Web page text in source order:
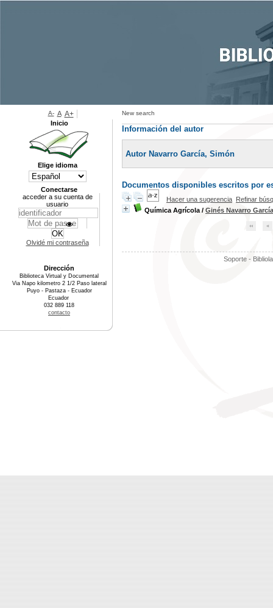
New search
Información del autor
Autor Navarro García, Simón
Documentos disponibles escritos por
Hacer una sugerencia Refinar
Química Agrícola / Ginés Navarro García
Soporte -
A- A A+
Inicio
Elige idioma
Conectarse
acceder a su cuenta de
usuario
Olvidé mi contraseña
Dirección
Biblioteca Virtual y Documental
Via Napo kilometro 2 1/2 Paso lateral
Puyo - Pastaza - Ecuador
Ecuador
032 889 118
contacto